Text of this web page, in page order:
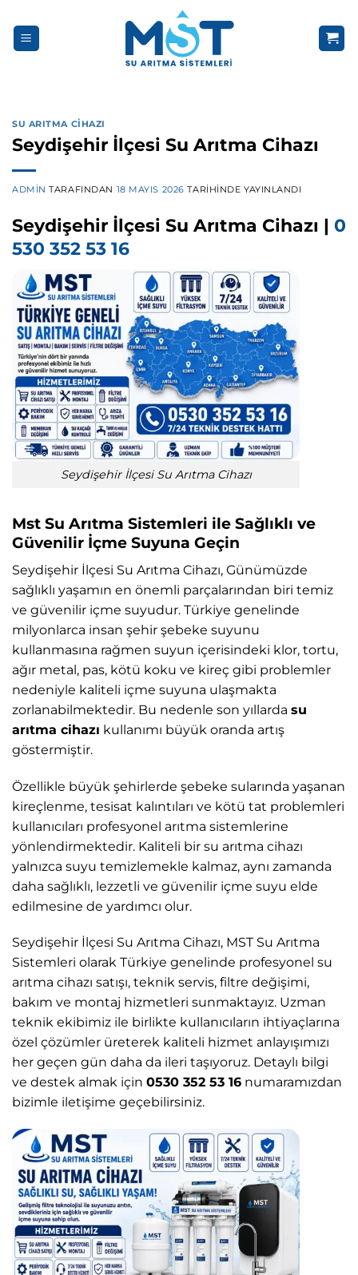
atla
SU ARITMA CIHAZI
Seydişehir İlçesi Su Arıtma Cihazı
ADMIN TARAFINDAN 18 MAYIS 2026 TARIHINDE YAYINLANDI
Seydişehir İlçesi Su Arıtma Cihazı | 0
530 352 53 16
Seydişehir İlçesi Su Arıtma Cihazı
Mst Su Arıtma Sistemleri ile Sağlıklı ve
Güvenilir İçme Suyuna Geçin
Seydişehir İlçesi Su Arıtma Cihazı, Günümüzde
sağlıklı yaşamın en önemli parçalarından biri temiz
ve güvenilir içme suyudur. Türkiye genelinde
milyonlarca insan şehir şebeke suyunu
kullanmasına rağmen suyun içerisindeki klor, tortu,
ağır metal, pas, kötü koku ve kireç gibi problemler
nedeniyle kaliteli içme suyuna ulaşmakta
zorlanabilmektedir. Bu nedenle son yıllarda su
arıtma cihazı kullanımı büyük oranda artış
göstermiştir.
Özellikle büyük şehirlerde şebeke sularında yaşanan
kireçlenme, tesisat kalıntıları ve kötü tat problemleri
kullanıcıları profesyonel arıtma sistemlerine
yönlendirmektedir. Kaliteli bir su arıtma cihazı
yalnızca suyu temizlemekle kalmaz, aynı zamanda
daha sağlıklı, lezzetli ve güvenilir içme suyu elde
edilmesine de yardımcı olur.
Seydişehir İlçesi Su Arıtma Cihazı, MST Su Arıtma
Sistemleri olarak Türkiye genelinde profesyonel su
arıtma cihazı satışı, teknik servis, filtre değişimi,
bakım ve montaj hizmetleri sunmaktayız. Uzman
teknik ekibimiz ile birlikte kullanıcıların ihtiyaçlarına
özel çözümler üreterek kaliteli hizmet anlayışımızı
her geçen gün daha da ileri taşıyoruz. Detaylı bilgi
ve destek almak için 0530 352 53 16 numaramızdan
bizimle iletişime geçebilirsiniz.